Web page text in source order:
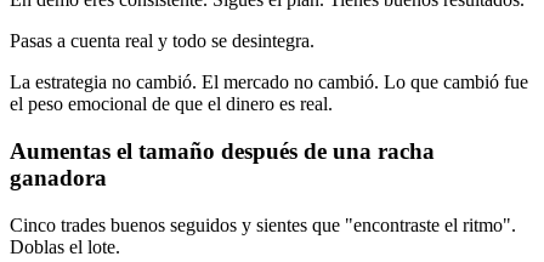
Pasas a cuenta real y todo se desintegra.
La estrategia no cambió. El mercado no cambió. Lo que cambió fue
el peso emocional de que el dinero es real.
Aumentas el tamaño después de una racha
ganadora
Cinco trades buenos seguidos y sientes que "encontraste el ritmo".
Doblas el lote.